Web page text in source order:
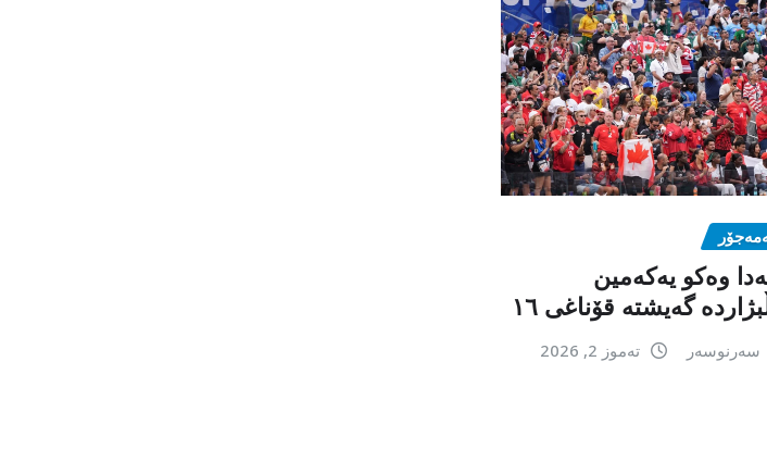
وەکو یەکەمین
گەیشتە قۆناغی ١٦
سەرنوسەر تەموز 2, 2026